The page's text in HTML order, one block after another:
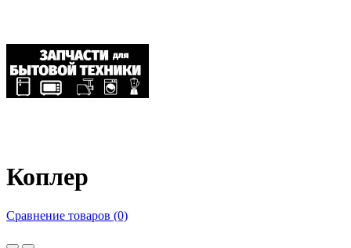
Коплер
Сравнение товаров (0)